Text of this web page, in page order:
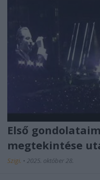
Első
megtekintése
Szigi. • 2025. október 28.